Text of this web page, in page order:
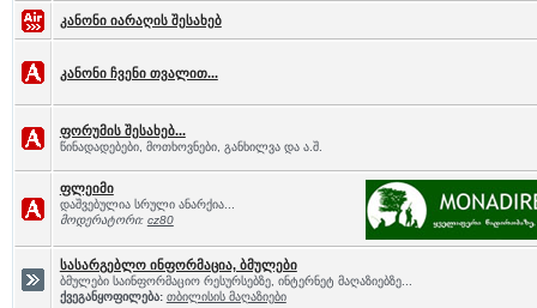
კანონი იარაღის შესახებ
კანონი ჩვენი თვალით...
ფორუმის შესახებ...
წინადადებები, მოთხოვნები, განხილვა და ა.შ.
ფლეიმი
დაშვებულია სრული ანარქია...
მოდერატორი: cz80
სასარგებლო ინფორმაცია, ბმულები
ბმულები საინფორმაციო რესურსებზე, ინტერნეტ მაღაზიებზე...
ქვეგანყოფილება: თბილისის მაღაზიები